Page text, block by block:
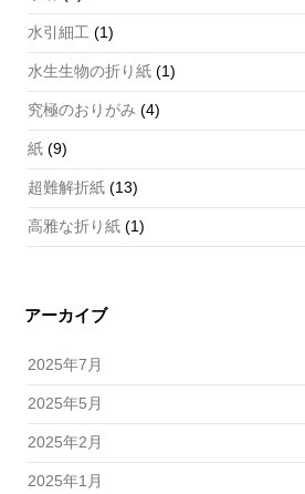
水引細工 (1)
水生生物の折り紙 (1)
究極のおりがみ (4)
紙 (9)
超難解折紙 (13)
高雅な折り紙 (1)
アーカイブ
2025年7月
2025年5月
2025年2月
2025年1月